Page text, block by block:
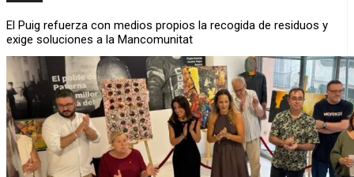
El Puig refuerza con medios propios la recogida de residuos y
exige soluciones a la Mancomunitat